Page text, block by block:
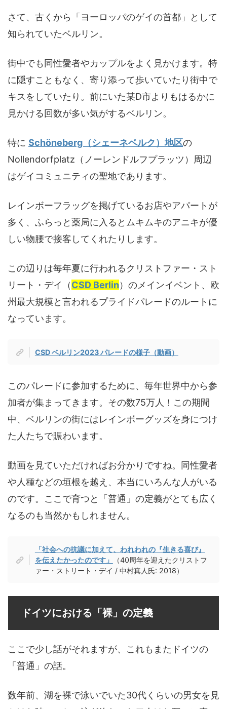
さて、古くから「ヨーロッパのゲイの首都」として
知られていたベルリン。
街中でも同性愛者やカップルをよく見かけます。特
に隠すこともなく、寄り添って歩いていたり街中で
キスをしていたり。前にいた某D市よりもはるかに
見かける回数が多い気がするベルリン。
特に Schöneberg（シェーネベルク）地区の
Nollendorfplatz（ノーレンドルフプラッツ）周辺
はゲイコミュニティの聖地であります。
レインボーフラッグを掲げているお店やアパートが
多く、ふらっと薬局に入るとムキムキのアニキが優
しい物腰で接客してくれたりします。
この辺りは毎年夏に行われるクリストファー・スト
リート・デイ（CSD Berlin）のメインイベント、欧
州最大規模と言われるプライドパレードのルートに
なっています。
CSD ベルリン2023 パレードの様子（動画）
このパレードに参加するために、毎年世界中から参
加者が集まってきます。その数75万人！この期間
中、ベルリンの街にはレインボーグッズを身につけ
た人たちで賑わいます。
動画を見ていただければお分かりですね。同性愛者
や人種などの垣根を越え、本当にいろんな人がいる
のです。ここで育つと「普通」の定義がとても広く
なるのも当然かもしれません。
「社会への抗議に加えて、われわれの『生きる喜び』
を伝えたかったのです」
（40周年を迎えたクリストフ
ァー・ストリート・デイ / 中村真人氏: 2018）
ドイツにおける「裸」の定義
ここで少し話がそれますが、これもまたドイツの
「普通」の話。
数年前、湖を裸で泳いでいた30代くらいの男女を見